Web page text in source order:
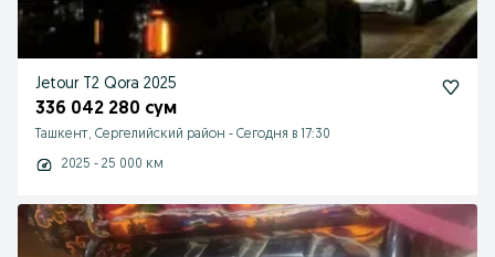
Jetour T2 Qora 2025
336 042 280 сум
Ташкент, Сергелийский район - Сегодня в 17:30
2025 - 25 000 км